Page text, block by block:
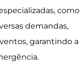
como
demandas,
garantindo a